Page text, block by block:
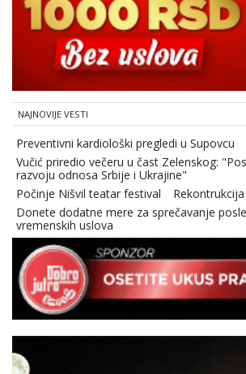
NAJNOVIJE VESTI
Preventivni kardiološki pregledi u Supovcu
Vučić priredio večeru u čast Zelenskog:
razvoju odnosa Srbije i Ukrajine"
Počinje Nišvil teatar festival
Donete dodatne mere za sprečavanje
vremenskih uslova